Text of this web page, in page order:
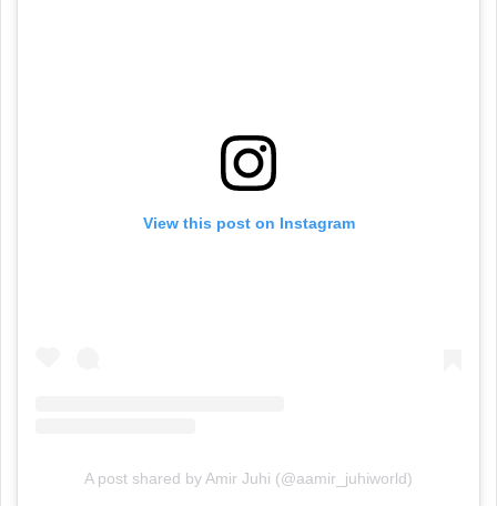
View this post on Instagram
A post shared by Amir Juhi (@aamir_juhiworld)